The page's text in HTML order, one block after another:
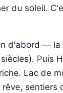
du soleil.
d'abord —
Puis
Lac de
sentiers